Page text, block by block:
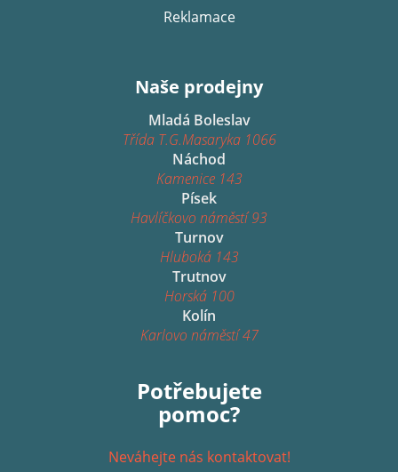
Reklamace
Naše prodejny
Mladá Boleslav
Třída T.G.Masaryka 1066
Náchod
Kamenice 143
Písek
Havlíčkovo náměstí 93
Turnov
Hluboká 143
Trutnov
Horská 100
Kolín
Karlovo náměstí 47
Potřebujete
pomoc?
Neváhejte nás kontaktovat!